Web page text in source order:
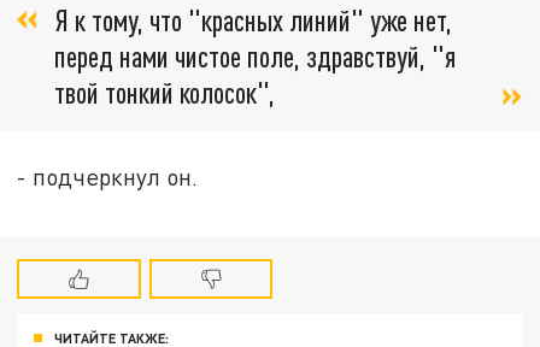
Я к тому, что "красных линий" уже нет,
перед нами чистое поле, здравствуй, "я
твой тонкий колосок",
- подчеркнул он.
ЧИТАЙТЕ ТАКЖЕ: